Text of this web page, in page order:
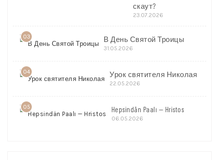
скаут?
23.07.2026
03 В День Святой Троицы
31.05.2026
04 Урок святителя Николая
22.05.2026
05 Hepsindän Paalı — Hristos
06.05.2026